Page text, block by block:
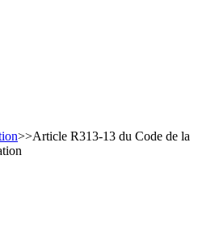
>>Article R313-13 du Code de la